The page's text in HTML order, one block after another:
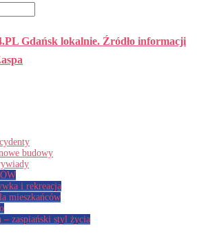
Gdańsk lokalnie. Źródło informacji
budowy
i rekreacja
mieszkańców
– zaspiański styl życia